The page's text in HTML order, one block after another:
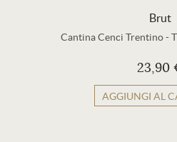
Brut
Cantina Cenci Trentino -
23,90
AGGIUNGI AL